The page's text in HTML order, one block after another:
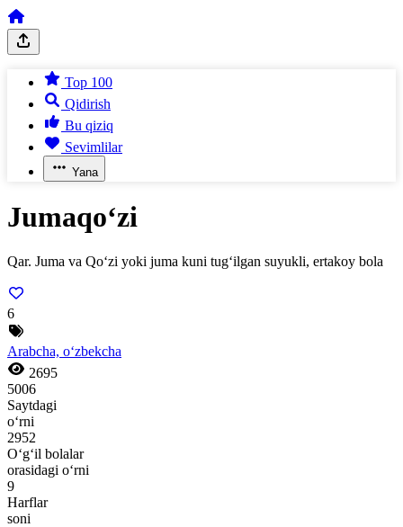
Top 100
Qidirish
Bu qiziq
Sevimlilar
Yana
Jumaqo‘zi
Qar. Juma va Qo‘zi yoki juma kuni tug‘ilgan suyukli, ertakoy bola
6
Arabcha, o‘zbekcha
2695
5006
Saytdagi
o‘rni
2952
O‘g‘il bolalar
orasidagi o‘rni
9
Harflar
soni